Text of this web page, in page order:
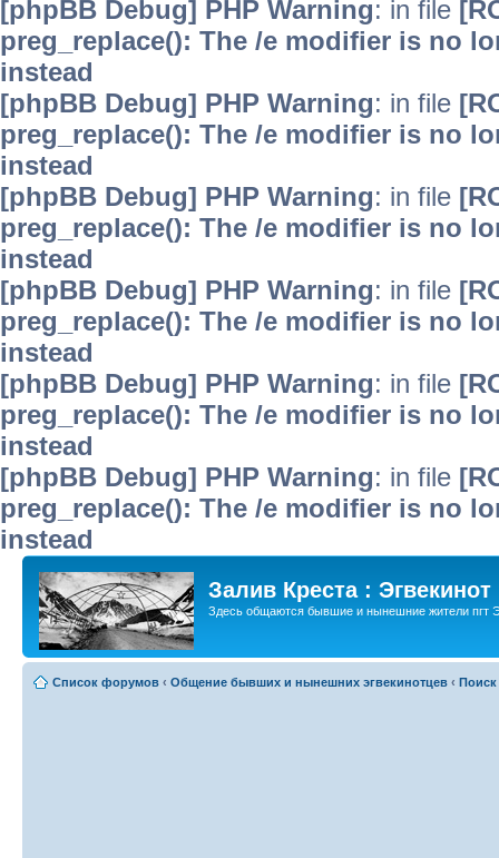
[phpBB Debug] PHP Warning: in file
preg_replace(): The /e modifier is no
instead
[phpBB Debug] PHP Warning: in file
preg_replace(): The /e modifier is no
instead
[phpBB Debug] PHP Warning: in file
preg_replace(): The /e modifier is no
instead
[phpBB Debug] PHP Warning: in file
preg_replace(): The /e modifier is no
instead
[phpBB Debug] PHP Warning: in file
preg_replace(): The /e modifier is no
instead
[phpBB Debug] PHP Warning: in file
preg_replace(): The /e modifier is no
instead
Залив Креста : Эгвекинот
Здесь общаются бывшие и нынешние жители пгт
Список форумов ‹ Общение бывших и нынешних эгвекинотцев ‹ Поиск